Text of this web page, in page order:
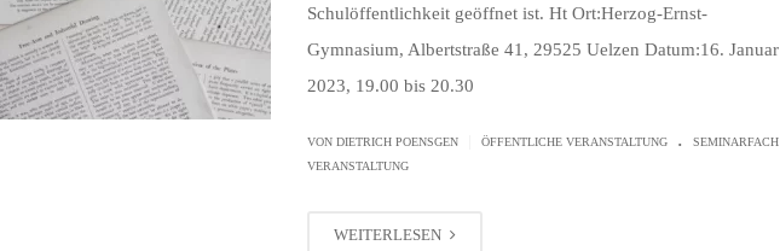
Schulöffentlichkeit geöffnet ist. Ht Ort:Herzog-Ernst-
Gymnasium, Albertstraße 41, 29525 Uelzen Datum:16. Januar
2023, 19.00 bis 20.30
VON DIETRICH POENSGEN ÖFFENTLICHE VERANSTALTUNG . SEMINARFACH
VERANSTALTUNG
WEITERLESEN